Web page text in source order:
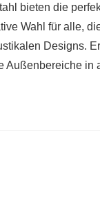
bieten die
Wahl für alle,
Designs.
Außenbereiche in